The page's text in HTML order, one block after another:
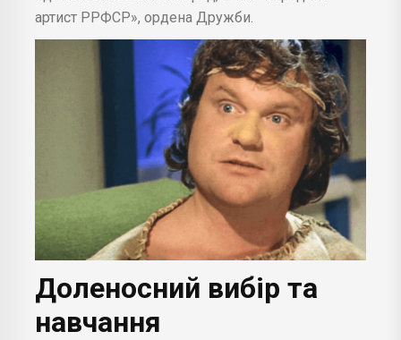
артист РРФСР», ордена Дружби.
Доленосний вибір та
навчання